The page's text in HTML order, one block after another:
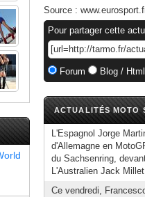
Source :
Pour partager cette
Forum Blog / Html
ACTUALITÉS MOTO
L'Espagnol Jorge
d'Allemagne en
du Sachsenring,
L'Australien Jack
Ce vendredi,